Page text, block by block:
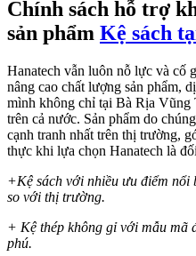
Chính sách hỗ trợ
sản phẩm Kệ sách
Hanatech vẫn luôn nỗ lực và cố
nâng cao chất lượng sản phẩm,
mình không chỉ tại Bà Rịa Vũng
trên cả nước. Sản phẩm do
cạnh tranh nhất trên thị trường,
thực khi lựa chọn Hanatech là
+Kệ sách với nhiều ưu điểm nổi
so với thị trường.
+ Kệ thép không gỉ với mẫu mã
phú.